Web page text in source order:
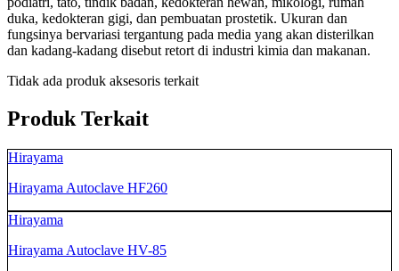
duka, kedokteran gigi, dan pembuatan prostetik. Ukuran dan
fungsinya bervariasi tergantung pada media yang akan disterilkan
dan kadang-kadang disebut retort di industri kimia dan makanan.
Tidak ada produk aksesoris terkait
Produk Terkait
Hirayama
Hirayama Autoclave HF260
Hirayama
Hirayama Autoclave HV-85